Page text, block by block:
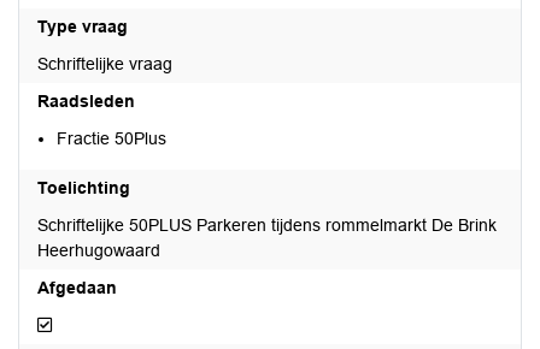
Type vraag
Schriftelijke vraag
Raadsleden
Fractie 50Plus
Toelichting
Schriftelijke 50PLUS Parkeren tijdens rommelmarkt De Brink
Heerhugowaard
Afgedaan
Afgedaan